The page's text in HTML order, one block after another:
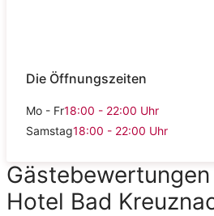
Die Öffnungszeiten
Mo - Fr18:00 - 22:00 Uhr
Samstag18:00 - 22:00 Uhr
Hotel Bad